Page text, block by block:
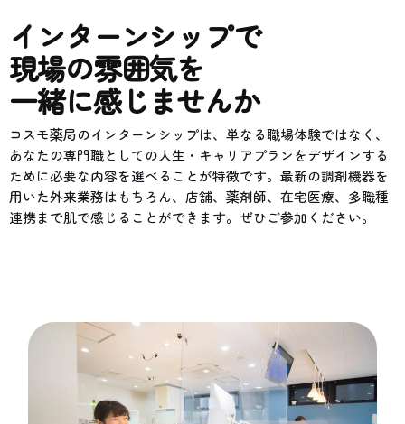
インターンシップで
現場の雰囲気を
一緒に感じませんか
コスモ薬局のインターンシップは、単なる職場体験ではなく、
あなたの専門職としての人生・キャリアプランをデザインする
ために必要な内容を選べることが特徴です。最新の調剤機器を
用いた外来業務はもちろん、店舗、薬剤師、在宅医療、多職種
連携まで肌で感じることができます。ぜひご参加ください。